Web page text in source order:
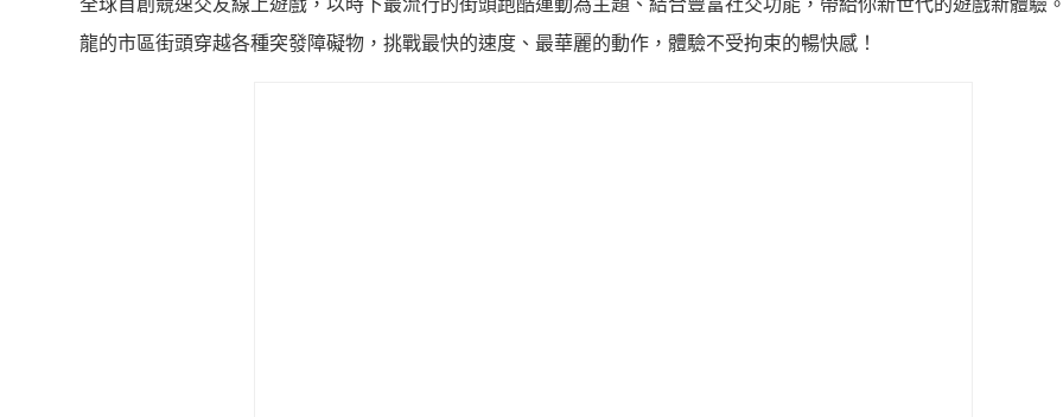
全球首創競速交友線上遊戲，以時下最流行的街頭跑酷運動為主題、結合豐富社交功能，帶給你新世代的遊戲新體驗
龍的市區街頭穿越各種突發障礙物，挑戰最快的速度、最華麗的動作，體驗不受拘束的暢快感！